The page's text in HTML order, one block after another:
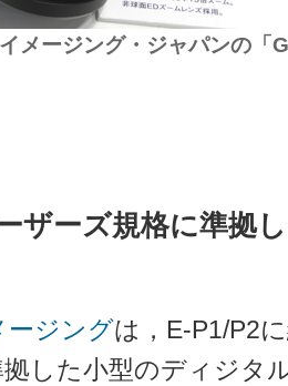
メージング・ジャパンの「
ザーズ規格に準拠
ージングは，E-P1/P2
した小型のディジタ